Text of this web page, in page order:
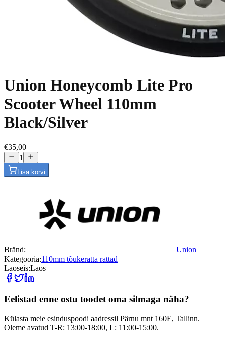
Union Honeycomb Lite Pro
Scooter Wheel 110mm
Black/Silver
€35,00
1
Lisa korvi
Bränd:
Union
Kategooria:110mm tõukeratta rattad
Laoseis:Laos
Eelistad enne ostu toodet oma silmaga näha?
Külasta meie esinduspoodi aadressil Pärnu mnt 160E, Tallinn.
Oleme avatud T-R: 13:00-18:00, L: 11:00-15:00.